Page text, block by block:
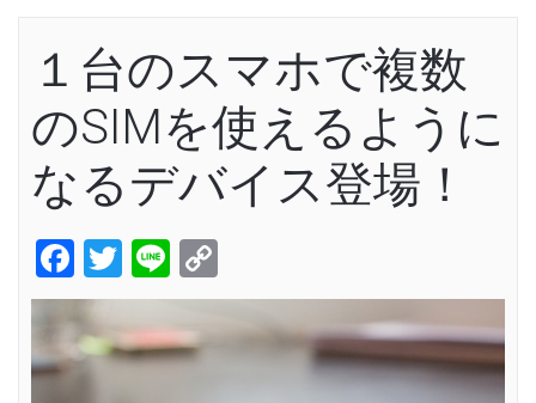
１台のスマホで複数
のSIMを使えるように
なるデバイス登場！
Facebook
Twitter
Line
Link